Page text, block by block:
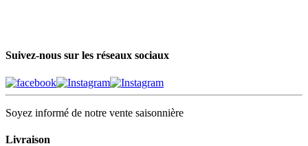
Suivez-nous sur les réseaux sociaux
Soyez informé de notre vente saisonnière
Livraison